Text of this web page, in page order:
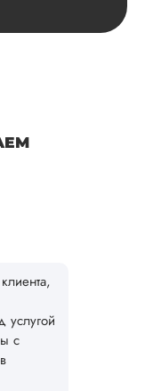
услугой
с